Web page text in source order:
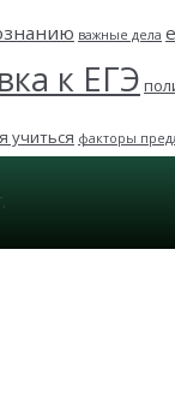
важные дела
к ЕГЭ
учиться факторы